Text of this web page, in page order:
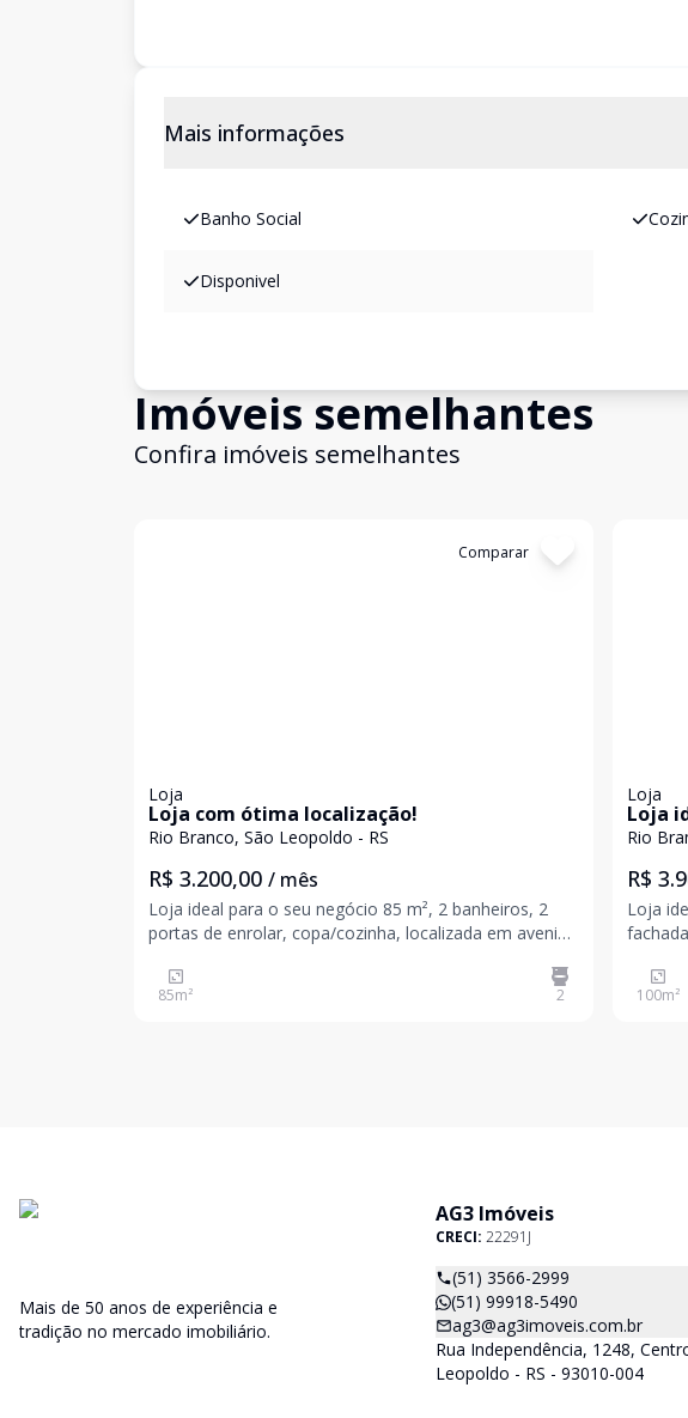
Mais informações
Banho Social
Disponivel
Imóveis semelhantes
Confira imóveis semelhantes
Comparar
Loja
Loja com ótima localização!
Rio Branco, São Leopoldo - RS
R$ 3.200,00 / mês
Loja ideal para o seu negócio 85 m², 2 banheiros, 2
portas de enrolar, copa/cozinha, localizada em avenida
automóveis, em meio ao comércio local. Agende a sua
85m² 2
Loja
Loja
Rio
R$
Loja
fachada de vidro e
prévio.
100m²
Mais de 50 anos de experiência e
tradição no mercado imobiliário.
AG3 Imóveis
CRECI: 22291J
(51) 3566-2999
(51) 99918-5490
ag3@ag3imoveis.com.br
Rua Independência, 1248,
Leopoldo - RS - 93010-004